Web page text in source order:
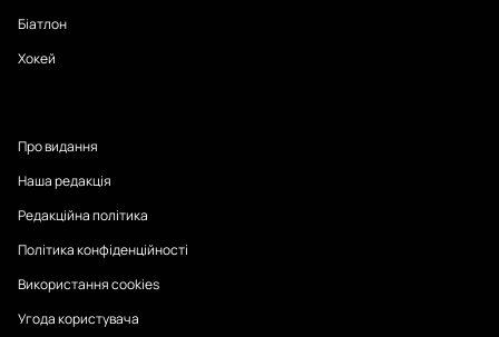
Біатлон
Хокей
Про видання
Наша редакція
Редакційна політика
Політика конфіденційності
Використання cookies
Угода користувача